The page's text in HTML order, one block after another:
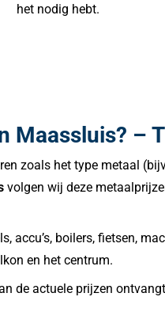
het nodig hebt.
Maassluis? –
zoals het type metaal
volgen wij deze
accu’s, boilers, fietsen,
en het centrum.
de actuele prijzen